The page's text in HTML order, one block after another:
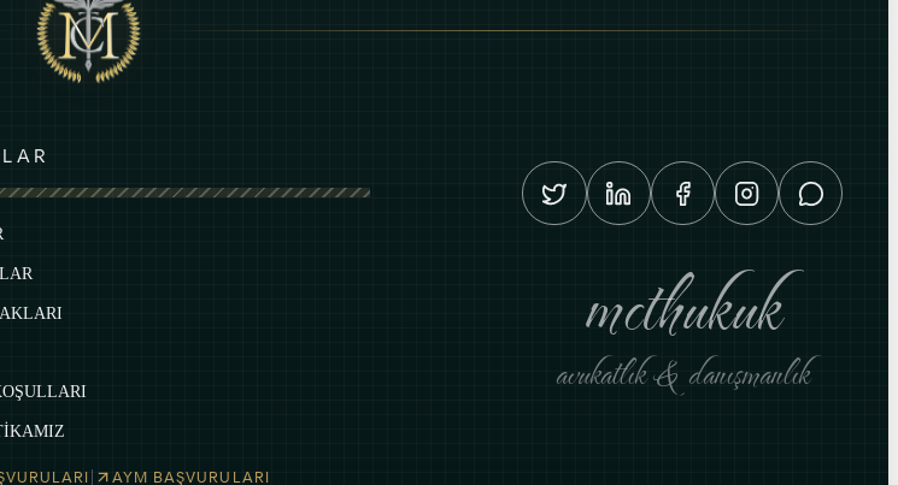
mcthukuk
avukatlık & danışmanlık
| AYM BAŞVURULARI